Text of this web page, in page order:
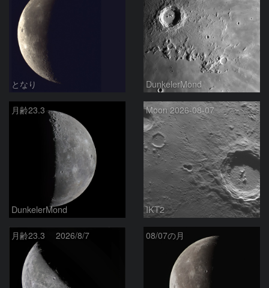
となり DunkelerMond
月齢23.3
DunkelerMond
Moon 2026-08-07
IKT2
月齢23.3 2026/8/7 08/07の月